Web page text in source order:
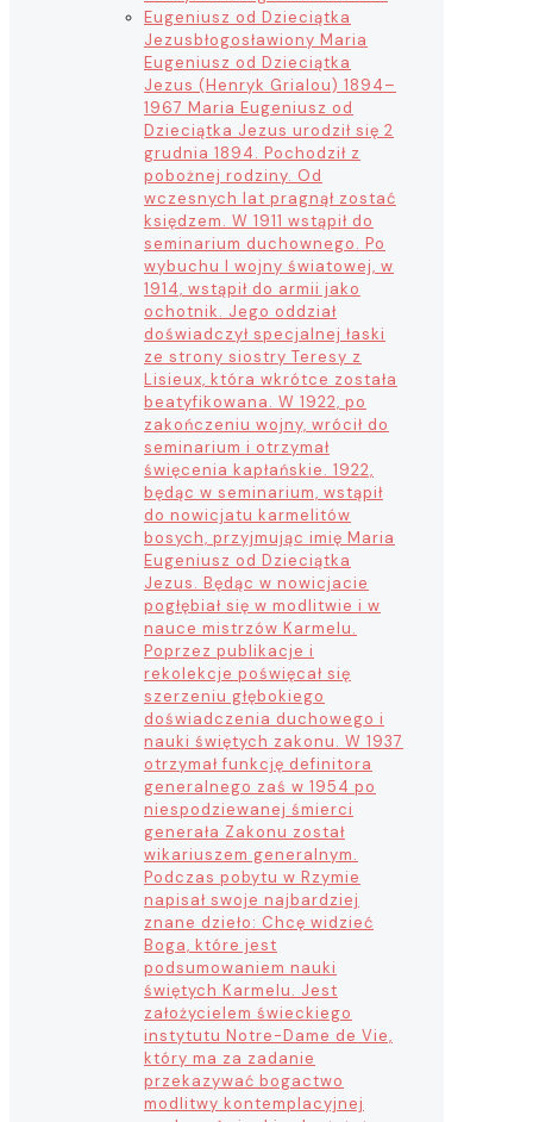
Eugeniusz od Dzieciątka
Jezusbłogosławiony Maria
Eugeniusz od Dzieciątka
Jezus (Henryk Grialou) 1894–
1967 Maria Eugeniusz od
Dzieciątka Jezus urodził się 2
grudnia 1894. Pochodził z
pobożnej rodziny. Od
wczesnych lat pragnął zostać
księdzem. W 1911 wstąpił do
seminarium duchownego. Po
wybuchu I wojny światowej, w
1914, wstąpił do armii jako
ochotnik. Jego oddział
doświadczył specjalnej łaski
ze strony siostry Teresy z
Lisieux, która wkrótce została
beatyfikowana. W 1922, po
zakończeniu wojny, wrócił do
seminarium i otrzymał
święcenia kapłańskie. 1922,
będąc w seminarium, wstąpił
do nowicjatu karmelitów
bosych, przyjmując imię Maria
Eugeniusz od Dzieciątka
Jezus. Będąc w nowicjacie
pogłębiał się w modlitwie i w
nauce mistrzów Karmelu.
Poprzez publikacje i
rekolekcje poświęcał się
szerzeniu głębokiego
doświadczenia duchowego i
nauki świętych zakonu. W 1937
otrzymał funkcję definitora
generalnego zaś w 1954 po
niespodziewanej śmierci
generała Zakonu został
wikariuszem generalnym.
Podczas pobytu w Rzymie
napisał swoje najbardziej
znane dzieło: Chcę widzieć
Boga, które jest
podsumowaniem nauki
świętych Karmelu. Jest
założycielem świeckiego
instytutu Notre-Dame de Vie,
który ma za zadanie
przekazywać bogactwo
modlitwy kontemplacyjnej